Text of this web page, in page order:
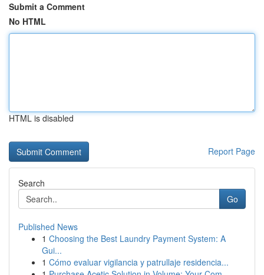
Submit a Comment
No HTML
HTML is disabled
Report Page
Search
Go
Published News
1 Choosing the Best Laundry Payment System: A
Gui...
1 Cómo evaluar vigilancia y patrullaje residencia...